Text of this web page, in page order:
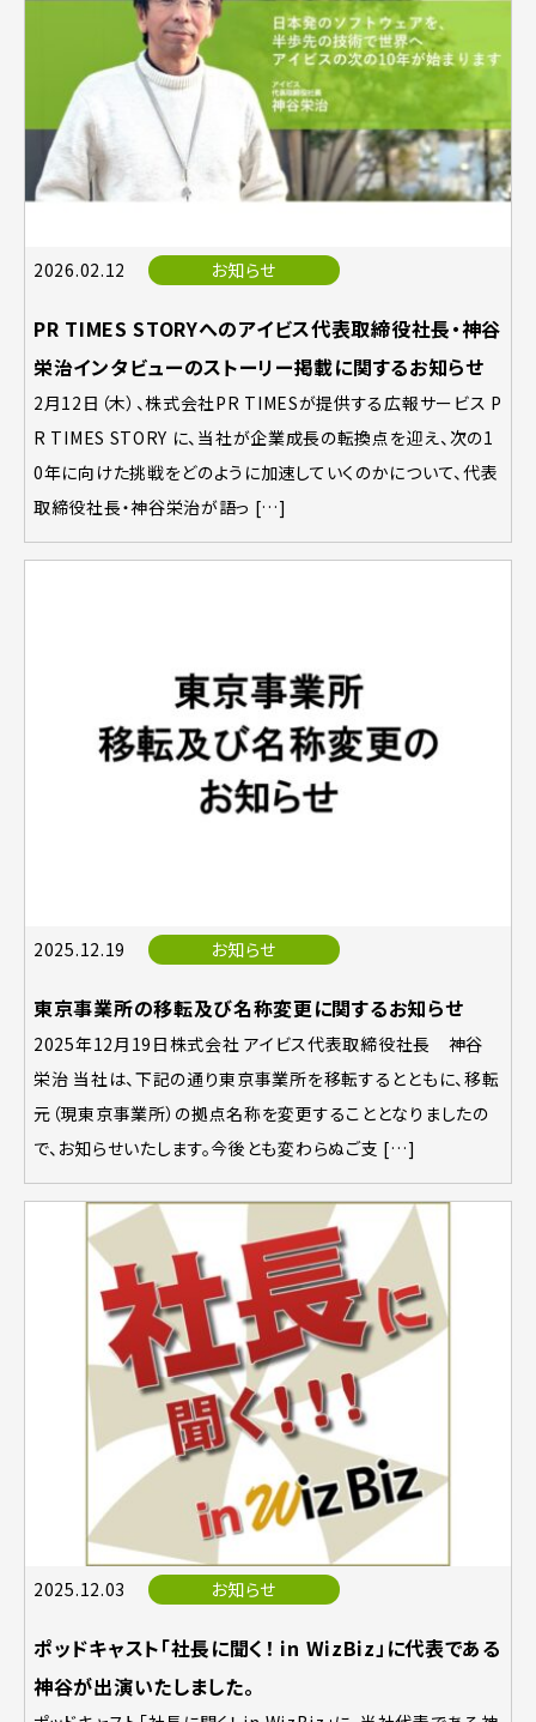
2026.02.12 お知らせ
PR TIMES STORYへのアイビス代表取締役社長・神谷
栄治インタビューのストーリー掲載に関するお知らせ
2月12日（木）、株式会社PR TIMESが提供する広報サービス P
R TIMES STORY に、当社が企業成長の転換点を迎え、次の1
0年に向けた挑戦をどのように加速していくのかについて、代表
取締役社長・神谷栄治が語っ […]
2025.12.19 お知らせ
東京事業所の移転及び名称変更に関するお知らせ
2025年12月19日株式会社 アイビス代表取締役社長 神谷
栄治 当社は、下記の通り東京事業所を移転するとともに、移転
元（現東京事業所）の拠点名称を変更することとなりましたの
で、お知らせいたします。今後とも変わらぬご支 […]
2025.12.03 お知らせ
ポッドキャスト「社長に聞く！ in WizBiz」に代表である
神谷が出演いたしました。